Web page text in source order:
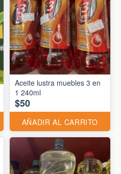
Aceite lustra muebles 3 en
1 240ml
$50
AÑADIR AL CARRITO